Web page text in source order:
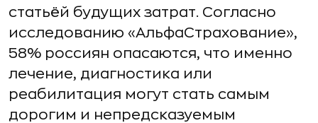
статьёй будущих затрат. Согласно
исследованию «АльфаСтрахование»,
58% россиян опасаются, что именно
лечение, диагностика или
реабилитация могут стать самым
дорогим и непредсказуемым